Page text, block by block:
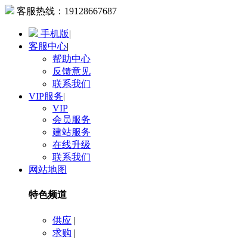
客服热线： 19128667687
手机版|
客服中心|
帮助中心
反馈意见
联系我们
VIP服务|
VIP
会员服务
建站服务
在线升级
联系我们
网站地图
特色频道
供应 |
求购 |